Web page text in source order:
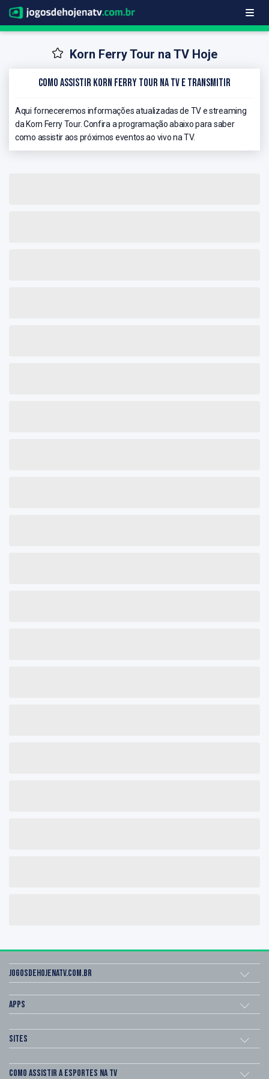
Korn Ferry Tour na TV Hoje
Como Assistir Korn Ferry Tour na TV e Transmitir
Aqui forneceremos informações atualizadas de TV e streaming
da Korn Ferry Tour. Confira a programação abaixo para saber
como assistir aos próximos eventos ao vivo na TV.
Jogosdehojenatv.com.br
Apps
Sites
Como assistir a esportes na TV